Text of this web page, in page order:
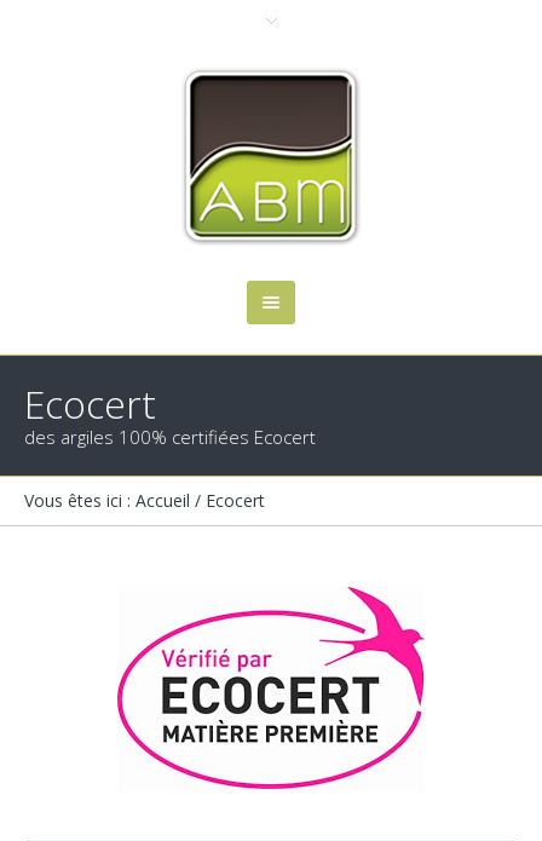
Ecocert
des argiles 100% certifiées Ecocert
Vous êtes ici : Accueil / Ecocert